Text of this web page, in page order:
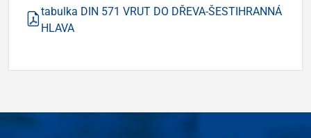
tabulka DIN 571 VRUT DO DŘEVA-ŠESTIHRANNÁ
HLAVA